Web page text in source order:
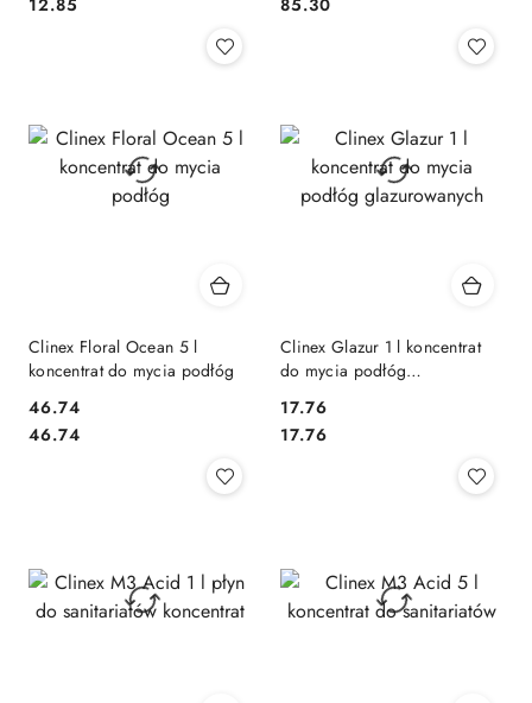
12.85 85.30
Clinex Floral Ocean 5 l
koncentrat do mycia podłóg
Cena:
46.74
Cena:
46.74
Clinex Glazur 1 l koncentrat
do mycia podłóg
Cena:
17.76
Cena:
17.76